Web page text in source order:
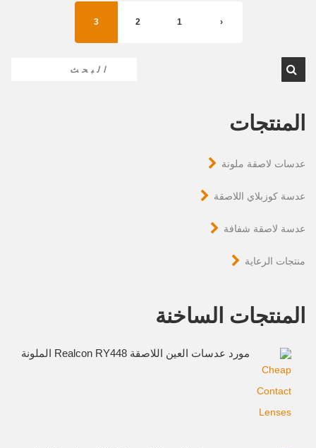
‹
1
2
3
المنتجات
عدسات لاصقة ملونة
عدسة كوزبلاي اللاصقة
عدسة لاصقة شفافة
منتجات الرعاية
المنتجات الساخنة
مورد عدسات العين اللاصقة Realcon RY448 الملونة